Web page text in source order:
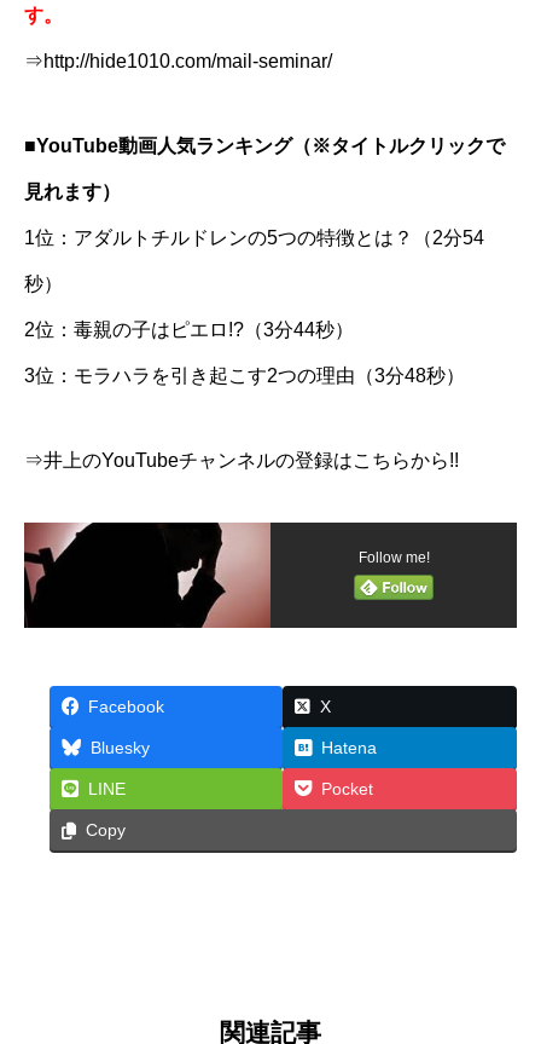
す。
⇒http://hide1010.com/mail-seminar/
■YouTube動画人気ランキング（※タイトルクリックで
見れます）
1位：アダルトチルドレンの5つの特徴とは？（2分54
秒）
2位：毒親の子はピエロ!?（3分44秒）
3位：モラハラを引き起こす2つの理由（3分48秒）
⇒井上のYouTubeチャンネルの登録はこちらから!!
Follow me!
Facebook X
Bluesky Hatena
LINE Pocket
Copy
関連記事